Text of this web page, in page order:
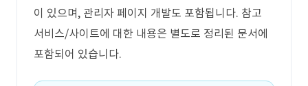
이 있으며, 관리자 페이지 개발도 포함됩니다. 참고
서비스/사이트에 대한 내용은 별도로 정리된 문서에
포함되어 있습니다.